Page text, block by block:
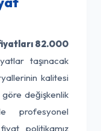
82.000
taşınacak
kalitesi
değişkenlik
profesyonel
politikamız